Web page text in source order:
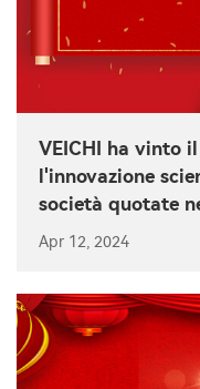
VEICHI ha vinto
l'innovazione
società quotate
Apr 12, 2024